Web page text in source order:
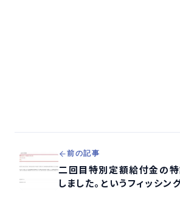
前の記事
二回目特別定額給付金の
しました。というフィッシ